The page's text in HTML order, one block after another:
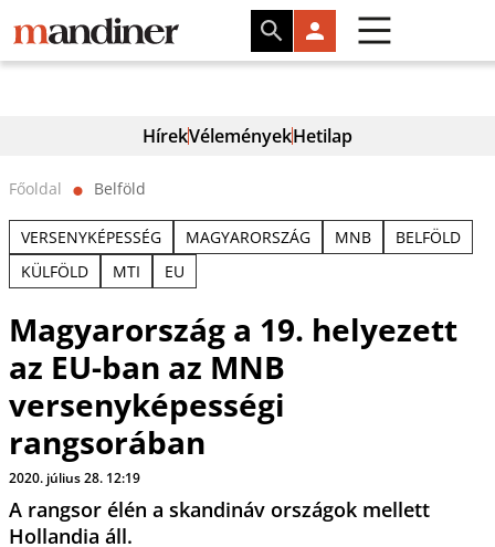
HírekVéleményekHetilap
Főoldal ⬤ Belföld
VERSENYKÉPESSÉG MAGYARORSZÁG MNB
BELFÖLD
KÜLFÖLD
MTI EU
Magyarország a 19. helyezett
az EU-ban az MNB
versenyképességi
rangsorában
2020. július 28. 12:19
A rangsor élén a skandináv országok mellett
Hollandia áll.